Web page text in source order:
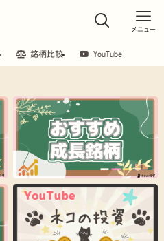
メニュー
銘柄比較 YouTube